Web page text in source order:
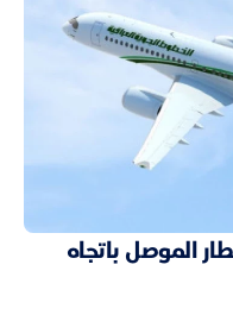
الموصل باتجاه